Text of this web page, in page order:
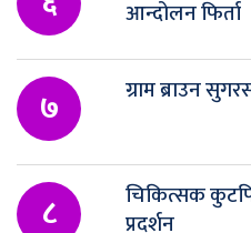
आन्दोलन फिर्ता
७ ग्राम ब्राउन
८
चिकित्सक
प्रदर्शन